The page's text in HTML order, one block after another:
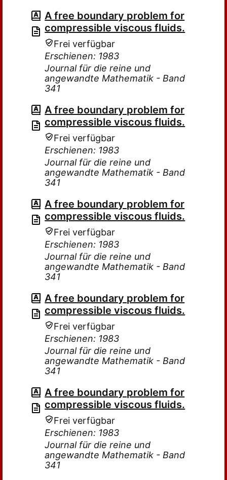
A free boundary problem for
compressible viscous fluids.
Frei verfügbar
Erschienen: 1983
Journal für die reine und
angewandte Mathematik - Band
341
A free boundary problem for
compressible viscous fluids.
Frei verfügbar
Erschienen: 1983
Journal für die reine und
angewandte Mathematik - Band
341
A free boundary problem for
compressible viscous fluids.
Frei verfügbar
Erschienen: 1983
Journal für die reine und
angewandte Mathematik - Band
341
A free boundary problem for
compressible viscous fluids.
Frei verfügbar
Erschienen: 1983
Journal für die reine und
angewandte Mathematik - Band
341
A free boundary problem for
compressible viscous fluids.
Frei verfügbar
Erschienen: 1983
Journal für die reine und
angewandte Mathematik - Band
341